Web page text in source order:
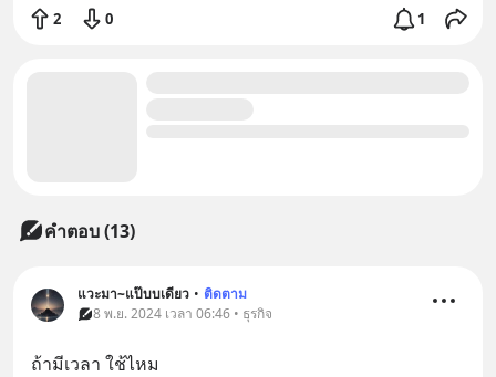
2 0 1
คำตอบ (13)
แวะมา~แป๊บบเดียว • ติดตาม
8 พ.ย. 2024 เวลา 06:46 • ธุรกิจ
ถ้ามีเวลา ใช้ไหม